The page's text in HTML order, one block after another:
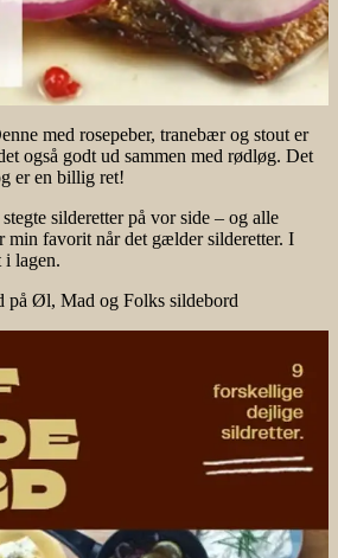
med rosepeber, tranebær og stout er
også godt ud sammen med rødløg. Det
er en billig ret!
silderetter på vor side – og alle
min favorit når det gælder silderetter. I
i lagen.
på Øl, Mad og Folks sildebord